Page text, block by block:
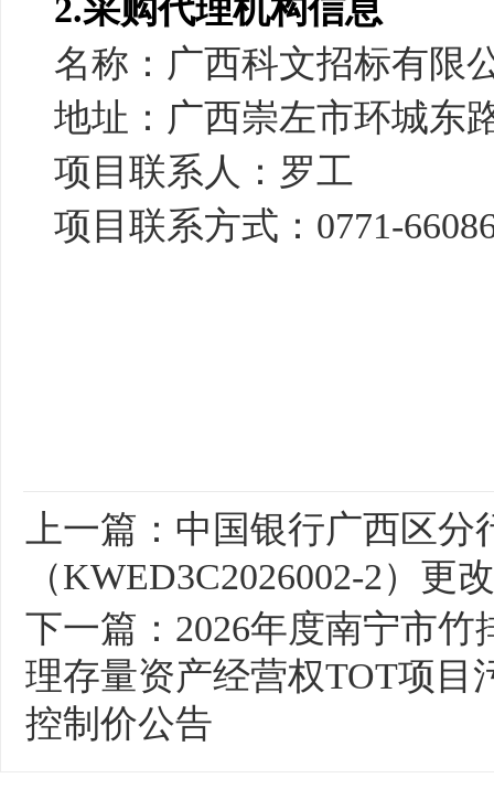
2.采购代理机构信息
名称：广西科文招标有限
地址：广西崇左市环城东
项目联系人：罗工
项目联系方式： 0771-
上一篇： 中国银行广西区分
（KWED3C2026002-2）更
下一篇： 2026年度南宁市
理存量资产经营权TOT项目
控制价公告